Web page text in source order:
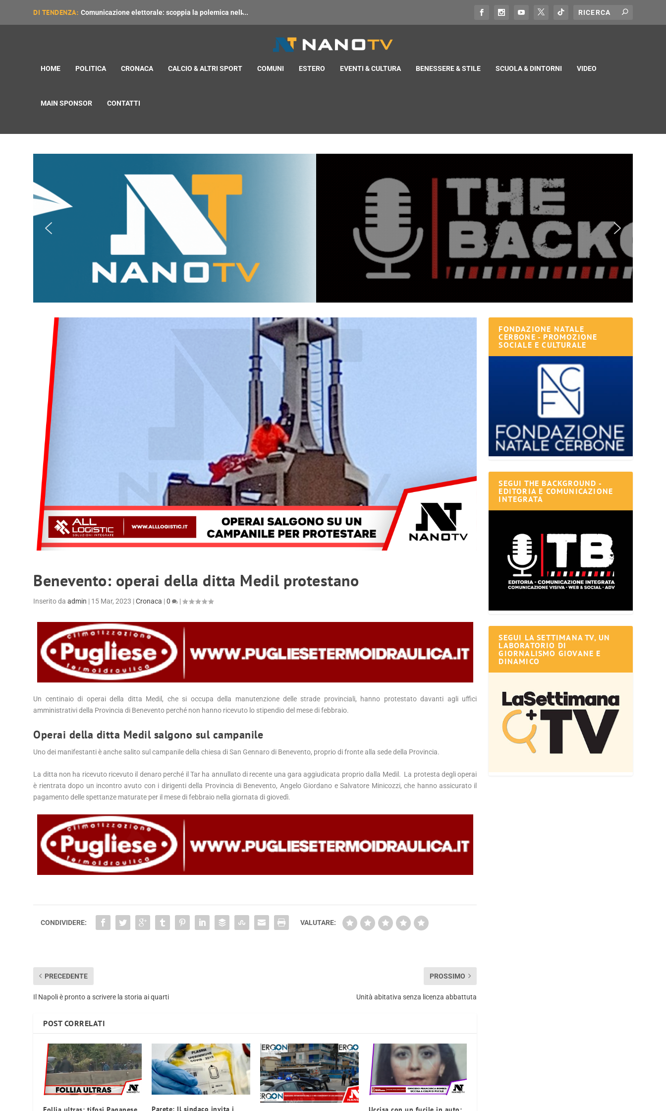
DI TENDENZA: Comunicazione elettorale: scoppia la polemica nell̵...
HOME POLITICA CRONACA CALCIO & ALTRI SPORT COMUNI ESTERO EVENTI & CULTURA BENESSERE & STILE SCUOLA & DINTORNI VIDEO
MAIN SPONSOR CONTATTI
Benevento: operai della ditta Medil protestano
Inserito daadmin | 15 Mar, 2023 |Cronaca |0 |
Un centinaio di operai della ditta Medil, che si occupa della manutenzione delle strade provinciali, hanno protestato davanti agli uffici
amministrativi della Provincia di Benevento perché non hanno ricevuto lo stipendio del mese di febbraio.
Operai della ditta Medil salgono sul campanile
Uno dei manifestanti è anche salito sul campanile della chiesa di San Gennaro di Benevento, proprio di fronte alla sede della Provincia.
La ditta non ha ricevuto ricevuto il denaro perché il Tar ha annullato di recente una gara aggiudicata proprio dalla Medil. La protesta degli operai
è rientrata dopo un incontro avuto con i dirigenti della Provincia di Benevento, Angelo Giordano e Salvatore Minicozzi, che hanno assicurato il
pagamento delle spettanze maturate per il mese di febbraio nella giornata di giovedì.
CONDIVIDERE: VALUTARE:
PRECEDENTE
Il Napoli è pronto a scrivere la storia ai quarti
PROSSIMO
Unità abitativa senza licenza abbattuta
POST CORRELATI
FONDAZIONE NATALE
CERBONE - PROMOZIONE
SOCIALE E CULTURALE
SEGUI THE BACKGROUND -
EDITORIA E COMUNICAZIONE
INTEGRATA
SEGUI LA SETTIMANA TV, UN
LABORATORIO DI
GIORNALISMO GIOVANE E
DINAMICO